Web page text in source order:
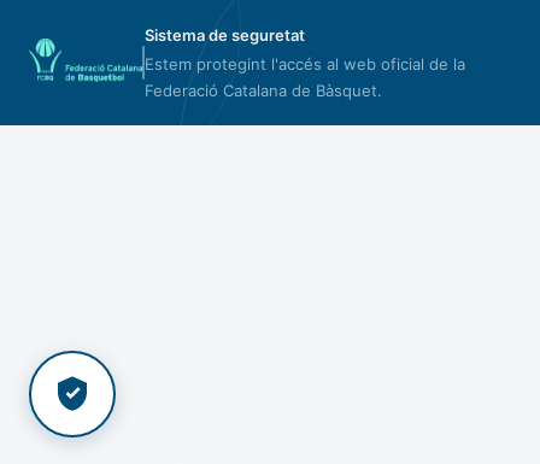
Sistema de seguretat
Estem protegint l'accés al web oficial de la
Federació Catalana de Bàsquet.